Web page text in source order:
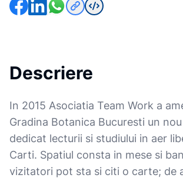
Descriere
In 2015 Asociatia Team Work a
Gradina Botanica Bucuresti un
dedicat lecturii si studiului in aer
Carti. Spatiul consta in mese si
vizitatori pot sta si citi o carte; de